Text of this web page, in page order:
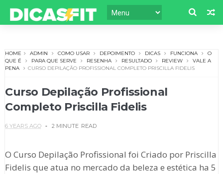
HOME ADMIN COMO USAR DEPOIMENTO DICAS FUNCIONA
O
QUE É
PARA QUE SERVE RESENHA RESULTADO REVIEW
VALE A
PENA
CURSO DEPILAÇÃO PROFISSIONAL COMPLETO PRISCILLA FIDELIS
Curso Depilação Profissional
Completo Priscilla Fidelis
6 YEARS AGO 2 MINUTE READ
O Curso Depilação Profissional foi Criado por Priscilla
Fidelis que atua no mercado da beleza e estética ha 5